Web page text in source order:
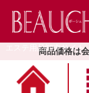
エステ用品卸売サイト
商品価格は